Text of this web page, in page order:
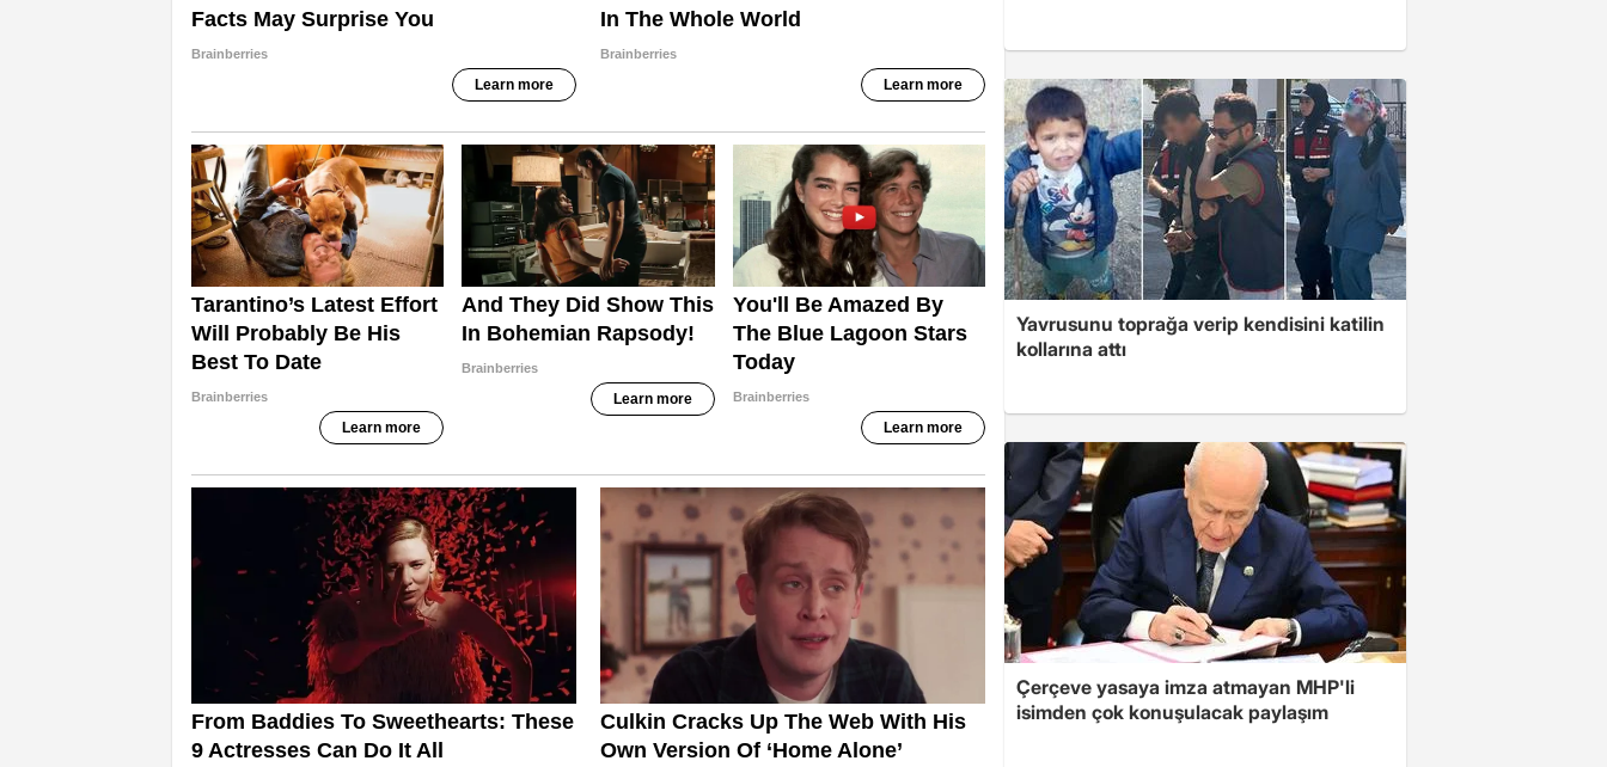
Yavrusunu toprağa verip kendisini katilin
kollarına attı
Çerçeve yasaya imza atmayan MHP'li
isimden çok konuşulacak paylaşım